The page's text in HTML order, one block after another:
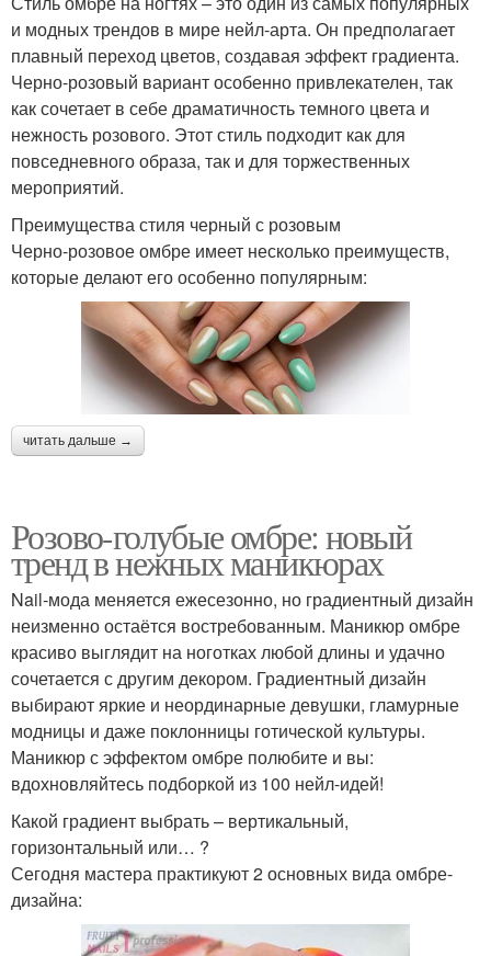
и модных трендов в мире нейл-арта. Он предполагает
плавный переход цветов, создавая эффект градиента.
Черно-розовый вариант особенно привлекателен, так
как сочетает в себе драматичность темного цвета и
нежность розового. Этот стиль подходит как для
повседневного образа, так и для торжественных
мероприятий.
Преимущества стиля черный с розовым
Черно-розовое омбре имеет несколько преимуществ,
которые делают его особенно популярным:
читать дальше →
Розово-голубые омбре: новый
тренд в нежных маникюрах
Nail-мода меняется ежесезонно, но градиентный дизайн
неизменно остаётся востребованным. Маникюр омбре
красиво выглядит на ноготках любой длины и удачно
сочетается с другим декором. Градиентный дизайн
выбирают яркие и неординарные девушки, гламурные
модницы и даже поклонницы готической культуры.
Маникюр с эффектом омбре полюбите и вы:
вдохновляйтесь подборкой из 100 нейл-идей!
Какой градиент выбрать – вертикальный,
горизонтальный или… ?
Сегодня мастера практикуют 2 основных вида омбре-
дизайна: